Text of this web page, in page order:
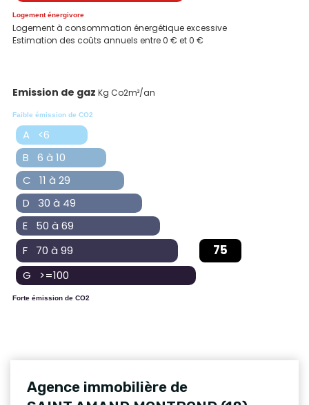
Logement énergivore
Logement à consommation énergétique excessive
Estimation des coûts annuels entre 0 € et 0 €
Emission de gaz Kg Co2m²/an
Faible émission de CO2
A <6
B 6 à 10
C 11 à 29
D 30 à 49
E 50 à 69
F 70 à 99
75
G >=100
Forte émission de CO2
Agence immobilière de